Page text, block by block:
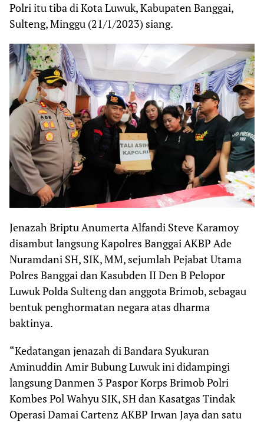
Polri itu tiba di Kota Luwuk, Kabupaten Banggai,
Sulteng, Minggu (21/1/2023) siang.
Jenazah Briptu Anumerta Alfandi Steve Karamoy
disambut langsung Kapolres Banggai AKBP Ade
Nuramdani SH, SIK, MM, sejumlah Pejabat Utama
Polres Banggai dan Kasubden II Den B Pelopor
Luwuk Polda Sulteng dan anggota Brimob, sebagau
bentuk penghormatan negara atas dharma
baktinya.
“Kedatangan jenazah di Bandara Syukuran
Aminuddin Amir Bubung Luwuk ini didampingi
langsung Danmen 3 Paspor Korps Brimob Polri
Kombes Pol Wahyu SIK, SH dan Kasatgas Tindak
Operasi Damai Cartenz AKBP Irwan Jaya dan satu